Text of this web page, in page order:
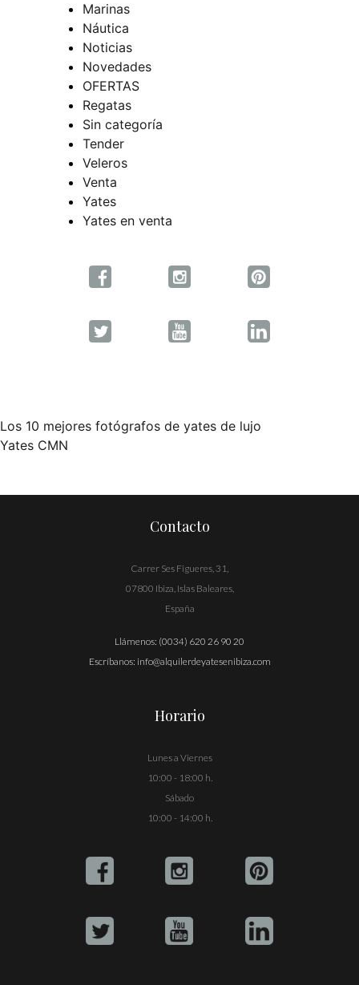
Marinas
Náutica
Noticias
Novedades
OFERTAS
Regatas
Sin categoría
Tender
Veleros
Venta
Yates
Yates en venta
Navegación
entradas
Los 10 mejores fotógrafos de yates de lujo
Yates CMN
Contacto
Carrer Ses Figueres, 31,
07800 Ibiza, Islas Baleares,
España
Llámenos: (0034) 620 26 90 20
Escríbanos: info@alquilerdeyatesenibiza.com
Horario
Lunes a Viernes
10:00 - 18:00 h.
Sábado
10:00 - 14:00 h.